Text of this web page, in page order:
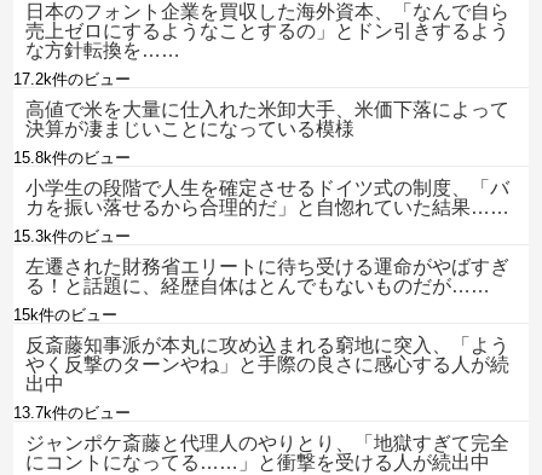
日本のフォント企業を買収した海外資本、「なんで自ら
売上ゼロにするようなことするの」とドン引きするよう
な方針転換を……
17.2k件のビュー
高値で米を大量に仕入れた米卸大手、米価下落によって
決算が凄まじいことになっている模様
15.8k件のビュー
小学生の段階で人生を確定させるドイツ式の制度、「バ
カを振い落せるから合理的だ」と自惚れていた結果……
15.3k件のビュー
左遷された財務省エリートに待ち受ける運命がやばすぎ
る！と話題に、経歴自体はとんでもないものだが……
15k件のビュー
反斎藤知事派が本丸に攻め込まれる窮地に突入、「よう
やく反撃のターンやね」と手際の良さに感心する人が続
出中
13.7k件のビュー
ジャンポケ斎藤と代理人のやりとり、「地獄すぎて完全
にコントになってる……」と衝撃を受ける人が続出中